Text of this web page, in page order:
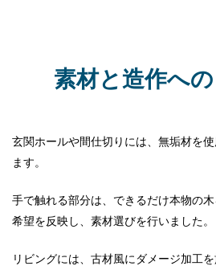
素材と造作へ
玄関ホールや間仕切りには、無垢材を
ます。
手で触れる部分は、できるだけ本物の
希望を反映し、素材選びを行いました。
リビングには、古材風にダメージ加工